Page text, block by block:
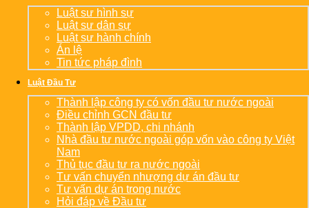
Luật sư hình sự
Luật sư dân sự
Luật sư hành chính
Án lệ
Tin tức pháp đình
Luật Đầu Tư
Thành lập công ty có vốn đầu tư nước ngoài
Điều chỉnh GCN đầu tư
Thành lập VPDD, chi nhánh
Nhà đầu tư nước ngoài góp vốn vào công ty Việt
Nam
Thủ tục đầu tư ra nước ngoài
Tư vấn chuyển nhượng dự án đầu tư
Tư vấn dự án trong nước
Hỏi đáp về Đầu tư